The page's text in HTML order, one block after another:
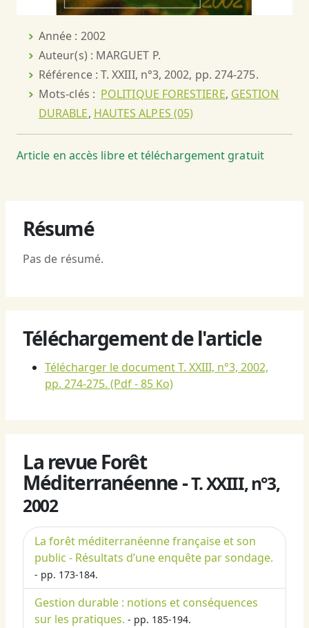
Année : 2002
Auteur(s) : MARGUET P.
Référence : T. XXIII, n°3, 2002, pp. 274-275.
Mots-clés : POLITIQUE FORESTIERE, GESTION
DURABLE, HAUTES ALPES (05)
Article en accès libre et téléchargement gratuit
Résumé
Pas de résumé.
Téléchargement de l'article
Télécharger le document T. XXIII, n°3, 2002,
pp. 274-275. (Pdf - 85 Ko)
La revue Forêt
Méditerranéenne -T. XXIII, n°3,
2002
La forêt méditerranéenne française et son
public - Résultats d’une enquête par sondage.
- pp. 173-184.
Gestion durable : notions et conséquences
sur les pratiques. - pp. 185-194.